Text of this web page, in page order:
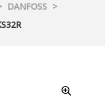
DANFOSS >